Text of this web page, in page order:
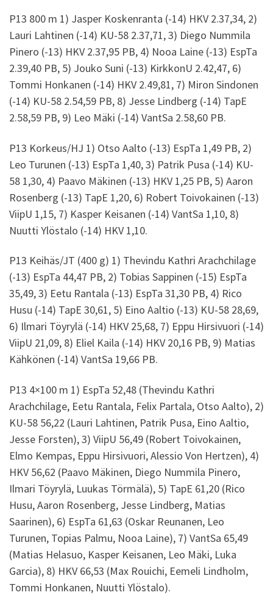
P13 800 m 1) Jasper Koskenranta (-14) HKV 2.37,34, 2)
Lauri Lahtinen (-14) KU-58 2.37,71, 3) Diego Nummila
Pinero (-13) HKV 2.37,95 PB, 4) Nooa Laine (-13) EspTa
2.39,40 PB, 5) Jouko Suni (-13) KirkkonU 2.42,47, 6)
Tommi Honkanen (-14) HKV 2.49,81, 7) Miron Sindonen
(-14) KU-58 2.54,59 PB, 8) Jesse Lindberg (-14) TapE
2.58,59 PB, 9) Leo Mäki (-14) VantSa 2.58,60 PB.
P13 Korkeus/HJ 1) Otso Aalto (-13) EspTa 1,49 PB, 2)
Leo Turunen (-13) EspTa 1,40, 3) Patrik Pusa (-14) KU-
58 1,30, 4) Paavo Mäkinen (-13) HKV 1,25 PB, 5) Aaron
Rosenberg (-13) TapE 1,20, 6) Robert Toivokainen (-13)
ViipU 1,15, 7) Kasper Keisanen (-14) VantSa 1,10, 8)
Nuutti Ylöstalo (-14) HKV 1,10.
P13 Keihäs/JT (400 g) 1) Thevindu Kathri Arachchilage
(-13) EspTa 44,47 PB, 2) Tobias Sappinen (-15) EspTa
35,49, 3) Eetu Rantala (-13) EspTa 31,30 PB, 4) Rico
Husu (-14) TapE 30,61, 5) Eino Aaltio (-13) KU-58 28,69,
6) Ilmari Töyrylä (-14) HKV 25,68, 7) Eppu Hirsivuori (-14)
ViipU 21,09, 8) Eliel Kaila (-14) HKV 20,16 PB, 9) Matias
Kähkönen (-14) VantSa 19,66 PB.
P13 4×100 m 1) EspTa 52,48 (Thevindu Kathri
Arachchilage, Eetu Rantala, Felix Partala, Otso Aalto), 2)
KU-58 56,22 (Lauri Lahtinen, Patrik Pusa, Eino Aaltio,
Jesse Forsten), 3) ViipU 56,49 (Robert Toivokainen,
Elmo Kempas, Eppu Hirsivuori, Alessio Von Hertzen), 4)
HKV 56,62 (Paavo Mäkinen, Diego Nummila Pinero,
Ilmari Töyrylä, Luukas Törmälä), 5) TapE 61,20 (Rico
Husu, Aaron Rosenberg, Jesse Lindberg, Matias
Saarinen), 6) EspTa 61,63 (Oskar Reunanen, Leo
Turunen, Topias Palmu, Nooa Laine), 7) VantSa 65,49
(Matias Helasuo, Kasper Keisanen, Leo Mäki, Luka
Garcia), 8) HKV 66,53 (Max Rouichi, Eemeli Lindholm,
Tommi Honkanen, Nuutti Ylöstalo).